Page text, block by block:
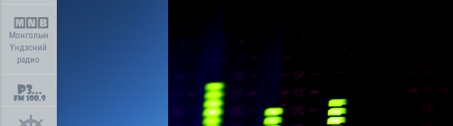
Монголын
Үндэсний
радио